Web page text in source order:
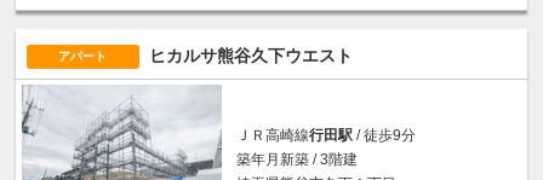
アパート ヒカルサ熊谷久下ウエスト
ＪＲ高崎線行田駅 / 徒歩9分
築年月新築 / 3階建